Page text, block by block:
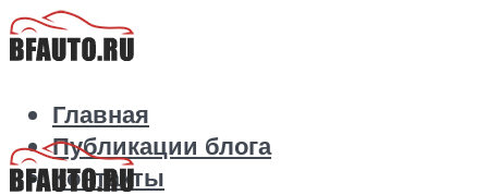
Главная
Публикации блога
Контакты